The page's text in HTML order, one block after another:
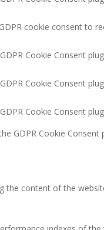
cookie consent to
Cookie Consent
Cookie Consent
Cookie Consent
GDPR Cookie
content of the